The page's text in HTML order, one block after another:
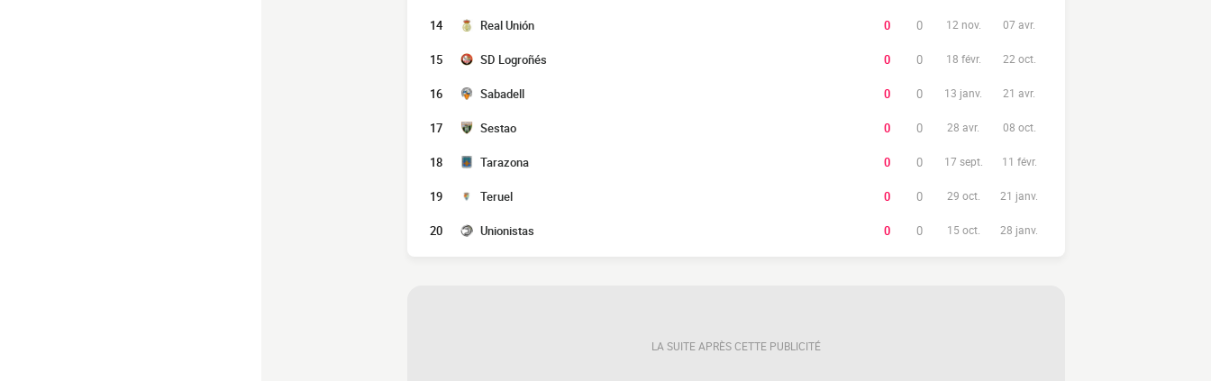
14 Real Unión 0 0 12 nov. 07 avr.
15 SD Logroñés 0 0 18 févr. 22 oct.
16 Sabadell 0 0 13 janv. 21 avr.
17 Sestao 0 0 28 avr. 08 oct.
18 Tarazona 0 0 17 sept. 11 févr.
19 Teruel 0 0 29 oct. 21 janv.
20 Unionistas 0 0 15 oct. 28 janv.
LA SUITE APRÈS CETTE PUBLICITÉ